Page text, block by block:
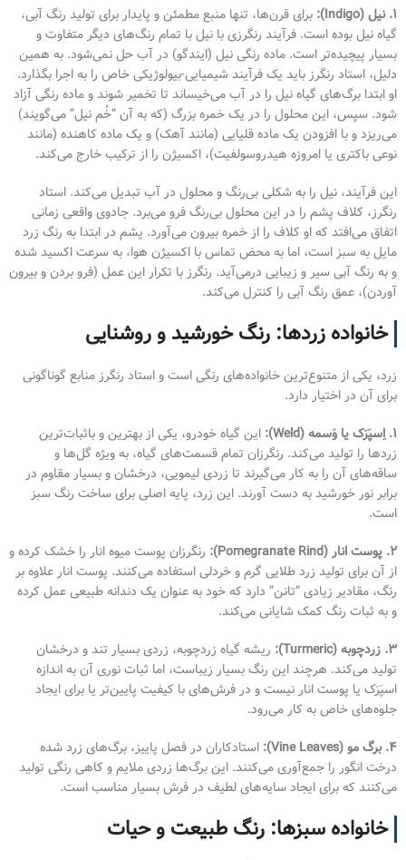
۱. نیل (Indigo):
برای قرن‌ها، تنها منبع مطمئن و پایدار برای تولید رنگ آبی،
گیاه نیل بوده است. فرآیند رنگرزی با نیل با تمام رنگ‌های دیگر متفاوت و
بسیار پیچیده‌تر است. ماده رنگی نیل (ایندگو) در آب حل نمی‌شود. به همین
دلیل، استاد رنگرز باید یک فرآیند شیمیایی-بیولوژیکی خاص را به اجرا بگذارد.
او ابتدا برگ‌های گیاه نیل را در آب می‌خیساند تا تخمیر شوند و ماده رنگی آزاد
شود. سپس، این محلول را در یک خمره بزرگ (که به آن “خُم نیل” می‌گویند)
می‌ریزد و با افزودن یک ماده قلیایی (مانند آهک) و یک ماده کاهنده (مانند
نوعی باکتری یا امروزه هیدروسولفیت)، اکسیژن را از ترکیب خارج می‌کند.
این فرآیند، نیل را به شکلی بی‌رنگ و محلول در آب تبدیل می‌کند. استاد
رنگرز، کلاف پشم را در این محلول بی‌رنگ فرو می‌برد. جادوی واقعی زمانی
اتفاق می‌افتد که او کلاف را از خمره بیرون می‌آورد. پشم در ابتدا به رنگ زرد
مایل به سبز است، اما به محض تماس با اکسیژن هوا، به سرعت اکسید شده
و به رنگ آبی سیر و زیبایی درمی‌آید. رنگرز با تکرار این عمل (فرو بردن و بیرون
آوردن)، عمق رنگ آبی را کنترل می‌کند.
خانواده زردها: رنگ خورشید و روشنایی
زرد، یکی از متنوع‌ترین خانواده‌های رنگی است و استاد رنگرز منابع گوناگونی
برای آن در اختیار دارد.
۱. اِسپَرَک یا وَسمه (Weld):
این گیاه خودرو، یکی از بهترین و باثبات‌ترین
زردها را تولید می‌کند. رنگرزان تمام قسمت‌های گیاه، به ویژه گل‌ها و
ساقه‌های آن را به کار می‌گیرند تا زردی لیمویی، درخشان و بسیار مقاوم در
برابر نور خورشید به دست آورند. این زرد، پایه اصلی برای ساخت رنگ سبز
است.
۲. پوست انار (Pomegranate Rind):
رنگرزان پوست میوه انار را خشک کرده و
از آن برای تولید زرد طلایی گرم و خردلی استفاده می‌کنند. پوست انار علاوه بر
رنگ، مقادیر زیادی “تانن” دارد که خود به عنوان یک دندانه طبیعی عمل کرده
و به ثبات رنگ کمک شایانی می‌کند.
۳. زردچوبه (Turmeric):
ریشه گیاه زردچوبه، زردی بسیار تند و درخشان
تولید می‌کند. هرچند این رنگ بسیار زیباست، اما ثبات نوری آن به اندازه
اسپَرَک یا پوست انار نیست و در فرش‌های با کیفیت پایین‌تر یا برای ایجاد
جلوه‌های خاص به کار می‌رود.
۴. برگ مو (Vine Leaves):
استادکاران در فصل پاییز، برگ‌های زرد شده
درخت انگور را جمع‌آوری می‌کنند. این برگ‌ها زردی ملایم و کاهی رنگی تولید
می‌کنند که برای ایجاد سایه‌های لطیف در فرش بسیار مناسب است.
خانواده سبزها: رنگ طبیعت و حیات